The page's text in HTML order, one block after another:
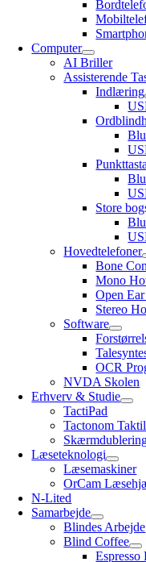
Computer
AI Briller
Assisterende
Indlæring
Store
Hovedtelefoner
Bone
Mono
Open
Stereo
Software
OCR
NVDA Skolen
Erhverv & Studie
TactiPad
Tactonom
Læseteknologi
Læsemaskiner
OrCam
N-Lited
Samarbejde
Blindes Arbejde
Blind Coffee
Espresso